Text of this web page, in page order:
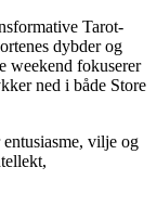
Tarot-
dybder og
weekend fokuserer
ned i både Store
vilje og